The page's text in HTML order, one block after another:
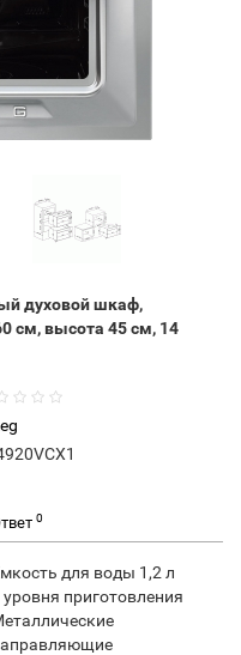
духовой шкаф,
см, высота 45 см, 14
0
для воды 1,2 л
уровня приготовления